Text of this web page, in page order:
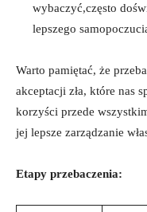
wybaczyć,często
lepszego
Warto pamiętać, że
akceptacji zła, które nas
korzyści przede
jej lepsze zarządzanie
Etapy przebaczenia: